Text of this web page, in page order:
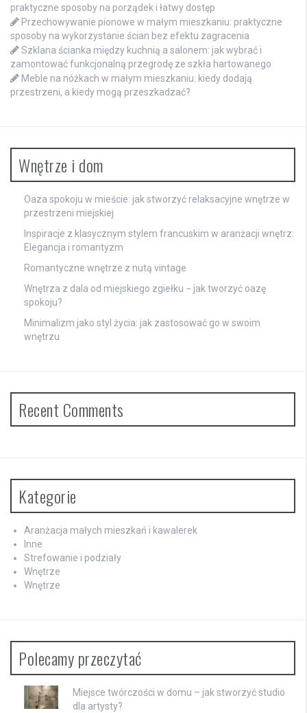
praktyczne sposoby na porządek i łatwy dostęp
Przechowywanie pionowe w małym mieszkaniu: praktyczne
sposoby na wykorzystanie ścian bez efektu zagracenia
Szklana ścianka między kuchnią a salonem: jak wybrać i
zamontować funkcjonalną przegrodę ze szkła hartowanego
Meble na nóżkach w małym mieszkaniu: kiedy dodają
przestrzeni, a kiedy mogą przeszkadzać?
Wnętrze i dom
Oaza spokoju w mieście: jak stworzyć relaksacyjne wnętrze w
przestrzeni miejskiej
Inspiracje z klasycznym stylem francuskim w aranżacji wnętrz:
Elegancja i romantyzm
Romantyczne wnętrze z nutą vintage
Wnętrza z dala od miejskiego zgiełku − jak tworzyć oazę
spokoju?
Minimalizm jako styl życia: jak zastosować go w swoim
wnętrzu
Recent Comments
Kategorie
Aranżacja małych mieszkań i kawalerek
Inne
Strefowanie i podziały
Wnętrze
Wnętrze
Polecamy przeczytać
Miejsce twórczości w domu – jak stworzyć studio
dla artysty?